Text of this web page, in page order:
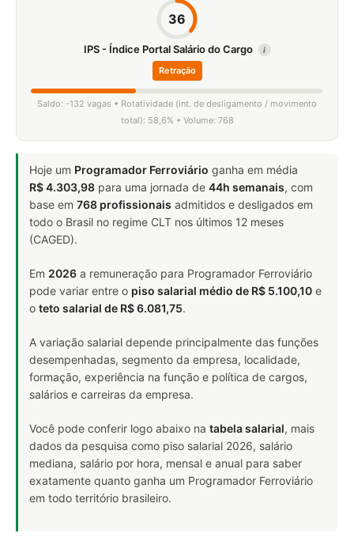
36
IPS - Índice Portal Salário do Cargo i
Retração
Saldo: -132 vagas • Rotatividade (int. de desligamento / movimento
total): 58,6% • Volume: 768
Hoje um Programador Ferroviário ganha em média
R$ 4.303,98 para uma jornada de 44h semanais, com
base em 768 profissionais admitidos e desligados em
todo o Brasil no regime CLT nos últimos 12 meses
(CAGED).
Em 2026 a remuneração para Programador Ferroviário
pode variar entre o piso salarial médio de R$ 5.100,10 e
o teto salarial de R$ 6.081,75.
A variação salarial depende principalmente das funções
desempenhadas, segmento da empresa, localidade,
formação, experiência na função e política de cargos,
salários e carreiras da empresa.
Você pode conferir logo abaixo na tabela salarial, mais
dados da pesquisa como piso salarial 2026, salário
mediana, salário por hora, mensal e anual para saber
exatamente quanto ganha um Programador Ferroviário
em todo território brasileiro.